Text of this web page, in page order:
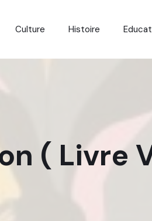
Culture Histoire
( Livre